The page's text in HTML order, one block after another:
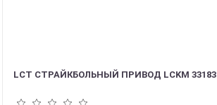
LCT СТРАЙКБОЛЬНЫЙ ПРИВОД LCKM 33183